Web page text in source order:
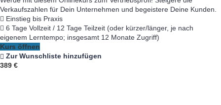
Verkaufszahlen für Dein Unternehmen und begeistere Deine Kunden.
Einstieg bis Praxis
6 Tage Vollzeit / 12 Tage Teilzeit (oder kürzer/länger, je nach
eigenem Lerntempo; insgesamt 12 Monate Zugriff)
Kurs öffnen
Zur Wunschliste hinzufügen
389 €